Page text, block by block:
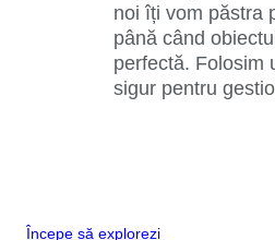
noi îți vom păstra
până când
perfectă. Folosim
sigur pentru
Începe să explorezi